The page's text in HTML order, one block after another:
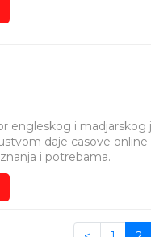
engleskog i madjarskog
daje casove online
i potrebama.